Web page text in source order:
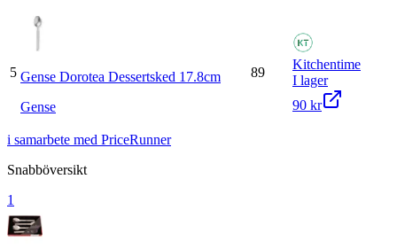
5 Gense Dorotea Dessertsked 17.8cm
Gense
89
Kitchentime
I lager
90 kr
i samarbete med PriceRunner
Snabböversikt
1